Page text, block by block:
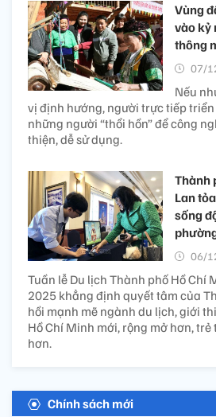
Vùng
vào kỷ
thông
07/
Nếu
vị định hướng, người trực tiếp
những người “thổi hồn” để công
thiện, dễ sử dụng.
Thành
Lan
sống
06/
Tuần lễ Du lịch Thành phố Hồ Chí
2025 khẳng định quyết tâm của
hồi mạnh mẽ ngành du lịch, giới
Hồ Chí Minh mới, rộng mở hơn,
hơn.
Chính sách mới